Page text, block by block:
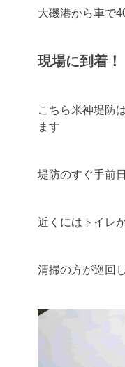
大磯港から車で
現場に到着！
こちら米神堤防
ます
堤防のすぐ手前
近くにはトイレ
清掃の方が巡回